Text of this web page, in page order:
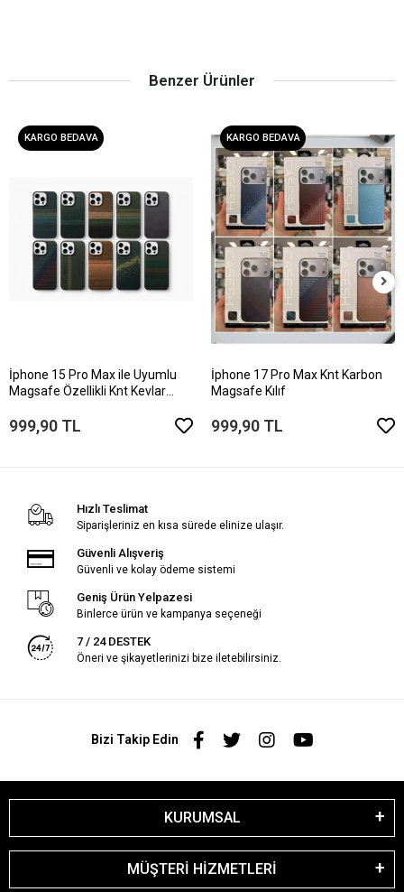
Benzer Ürünler
KARGO BEDAVA
İphone 15 Pro Max ile Uyumlu
Magsafe Özellikli Knt Kevlar
999,90 TL
KARGO BEDAVA
İphone 17 Pro Max Knt Karbon
Magsafe Kılıf
999,90 TL
Hızlı Teslimat
Siparişleriniz en kısa sürede elinize ulaşır.
Güvenli Alışveriş
Güvenli ve kolay ödeme sistemi
Geniş Ürün Yelpazesi
Binlerce ürün ve kampanya seçeneği
7 / 24 DESTEK
Öneri ve şikayetlerinizi bize iletebilirsiniz.
Bizi Takip Edin
KURUMSAL
MÜŞTERİ HİZMETLERİ